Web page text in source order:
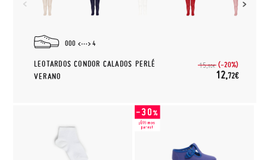
000 4
LEOTARDOS CONDOR CALADOS PERLÉ
VERANO
15,90€ (-20%)
12,72€